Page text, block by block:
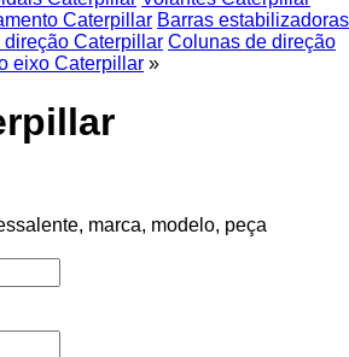
Caterpillar Barras estabilizadoras
direção Caterpillar Colunas de direção
eixo Caterpillar »
marca, modelo, peça